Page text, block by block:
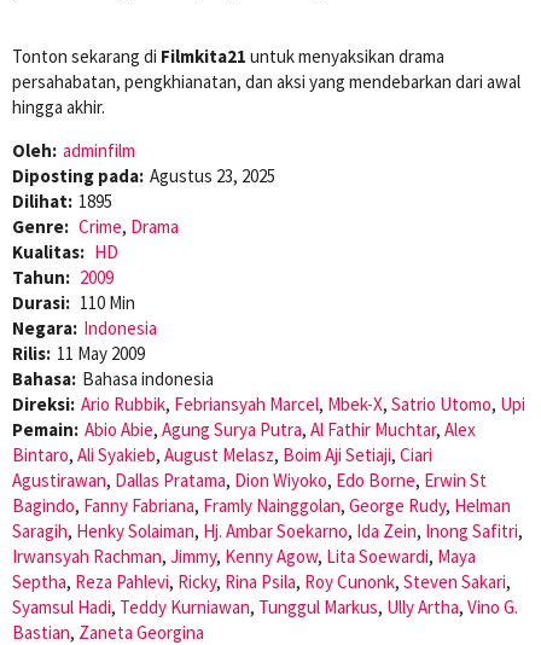
Tonton sekarang di Filmkita21 untuk menyaksikan drama
persahabatan, pengkhianatan, dan aksi yang mendebarkan dari awal
hingga akhir.
Oleh: adminfilm
Diposting pada: Agustus 23, 2025
Dilihat: 1895
Genre: Crime, Drama
Kualitas: HD
Tahun: 2009
Durasi: 110 Min
Negara: Indonesia
Rilis: 11 May 2009
Bahasa: Bahasa indonesia
Direksi: Ario Rubbik, Febriansyah Marcel, Mbek-X, Satrio Utomo, Upi
Pemain: Abio Abie, Agung Surya Putra, Al Fathir Muchtar, Alex
Bintaro, Ali Syakieb, August Melasz, Boim Aji Setiaji, Ciari
Agustirawan, Dallas Pratama, Dion Wiyoko, Edo Borne, Erwin St
Bagindo, Fanny Fabriana, Framly Nainggolan, George Rudy, Helman
Saragih, Henky Solaiman, Hj. Ambar Soekarno, Ida Zein, Inong Safitri,
Irwansyah Rachman, Jimmy, Kenny Agow, Lita Soewardi, Maya
Septha, Reza Pahlevi, Ricky, Rina Psila, Roy Cunonk, Steven Sakari,
Syamsul Hadi, Teddy Kurniawan, Tunggul Markus, Ully Artha, Vino G.
Bastian, Zaneta Georgina